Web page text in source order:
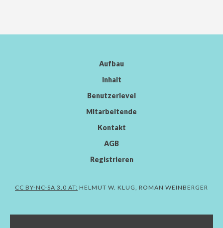
Aufbau
Inhalt
Benutzerlevel
Mitarbeitende
Kontakt
AGB
Registrieren
CC BY-NC-SA 3.0 AT: HELMUT W. KLUG, ROMAN WEINBERGER